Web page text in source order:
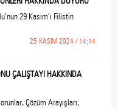
29 Kasım’ı Filistin
25 KASIM 2024 / 14:14
ÇALIŞTAYI HAKKINDA
Çözüm Arayışları,